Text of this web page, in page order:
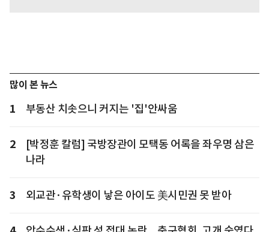
많이 본 뉴스
1 부동산 치솟으니 커지는 '집'안싸움
2
[박정훈 칼럼] 국방장관이 모택동 어록을 좌우명 삼은
나라
3 외교관·유학생이 낳은 아이도 美시민권 못 받아